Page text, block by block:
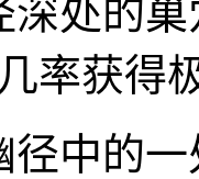
处的
率获得
径中的